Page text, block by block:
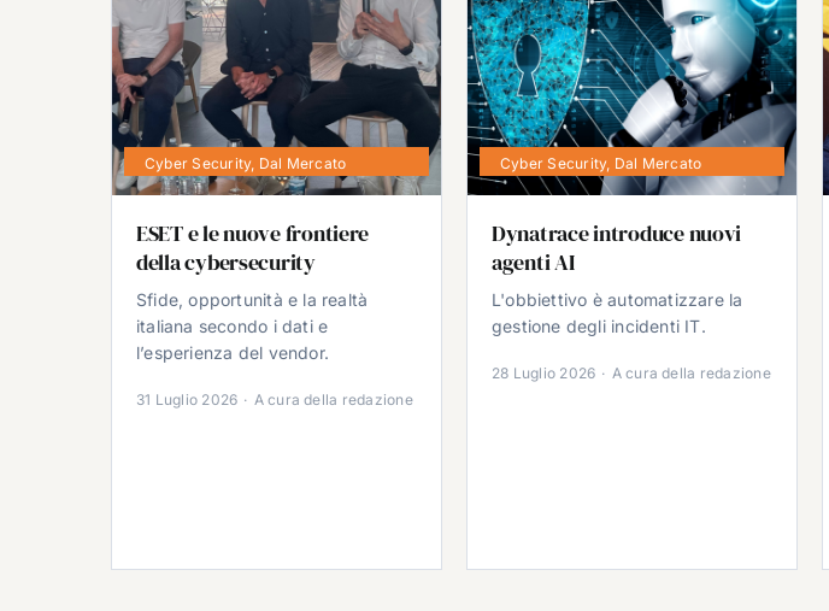
Cyber Security, Dal Mercato
ESET e le nuove frontiere
della cybersecurity
Sfide, opportunità e la realtà
italiana secondo i dati e
l’esperienza del vendor.
31 Luglio 2026 · A cura della redazione
Cyber Security, Dal Mercato
Dynatrace introduce nuovi
agenti AI
L'obbiettivo è automatizzare la
gestione degli incidenti IT.
28 Luglio 2026 · A cura della redazione